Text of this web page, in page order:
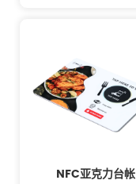
NFC亚克力台帐